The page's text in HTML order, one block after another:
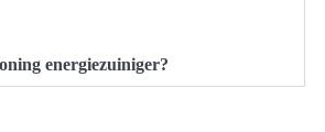
energiezuiniger?